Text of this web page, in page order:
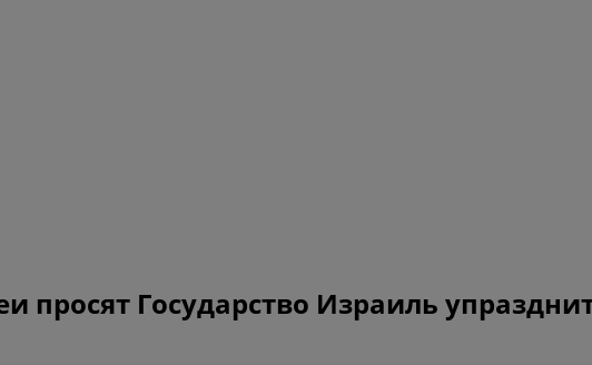
просят Государство Израиль